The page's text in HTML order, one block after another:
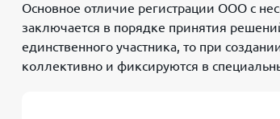
Основное отличие регистрации ООО с
заключается в порядке принятия
единственного участника, то при
коллективно и фиксируются в